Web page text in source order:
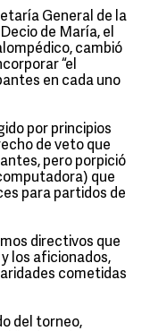
General de la
de María, el
cambió
“el
en cada uno
por principios
de veto que
pero porpició
que
para partidos de
directivos que
los aficionados,
cometidas
del torneo,